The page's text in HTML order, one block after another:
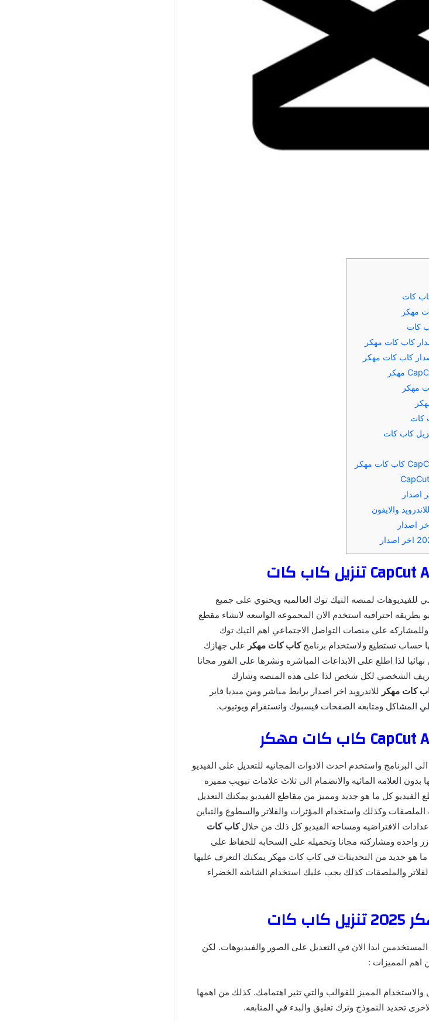
للفيديوهات لمنصه التيك توك العالميه ويحتوي على جميع
بطريقه احترافيه استخدم الان المجموعه الواسعه لانشاء مقطع
وللمشاركه على منصات التواصل الاجتماعي اهم التيك توك
حساب تستطيع ولاستخدام برنامجكاب كات مهكر على جهازك
لذا اطلع على الابداعات المباشره ونشرها على الفور مجانا
الشخصي لكل شخص لذا على هذه المنصه وشارك
كات مهكر للاندرويد اخر اصدار برابط مباشر ومن ميديا فاير
المشاكل ومتابعه الصفحات فيسبوك وانستقرام ويوتيوب.
البرنامج واستخدم احدث الادوات المجانيه للتعديل على الفيديو
العلامه المائيه والانضمام الى ثلاث علامات تبويب مميزه
الفيديو كل ما هو جديد ومميز من مقاطع الفيديو يمكنك التعديل
وكذلك واستخدام المؤثرات والفلاتر والسطوع والتباين
الافتراضيه ومساحه الفيديو كل ذلك من خلالكاب كات
واحده ومشاركته مجانا وتحميله على السحابه للحفاظ على
ما هو جديد من التحديثات في كاب كات مهكر يمكنك التعرف عليها
والملصقات كذلك يجب عليك استخدام الشاشه الخضراء
ابدا الان في التعديل على الصور والفيديوهات. لكن
اهم المميزات :
المميز للقوالب والتي تثير اهتمامك. كذلك من اهمها
تحديد النموذج وترك تعليق والبدء في المتابعه.